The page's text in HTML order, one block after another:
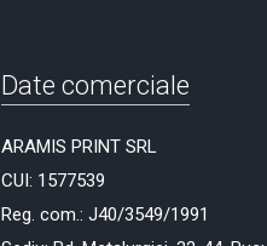
Date comerciale
ARAMIS PRINT SRL
CUI: 1577539
Reg. com.: J40/3549/1991